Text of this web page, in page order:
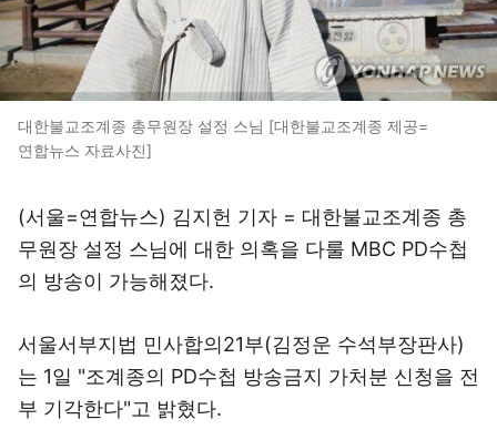
대한불교조계종 총무원장 설정 스님 [대한불교조계종 제공=
연합뉴스 자료사진]
(서울=연합뉴스) 김지헌 기자 = 대한불교조계종 총
무원장 설정 스님에 대한 의혹을 다룰 MBC PD수첩
의 방송이 가능해졌다.
서울서부지법 민사합의21부(김정운 수석부장판사)
는 1일 "조계종의 PD수첩 방송금지 가처분 신청을 전
부 기각한다"고 밝혔다.